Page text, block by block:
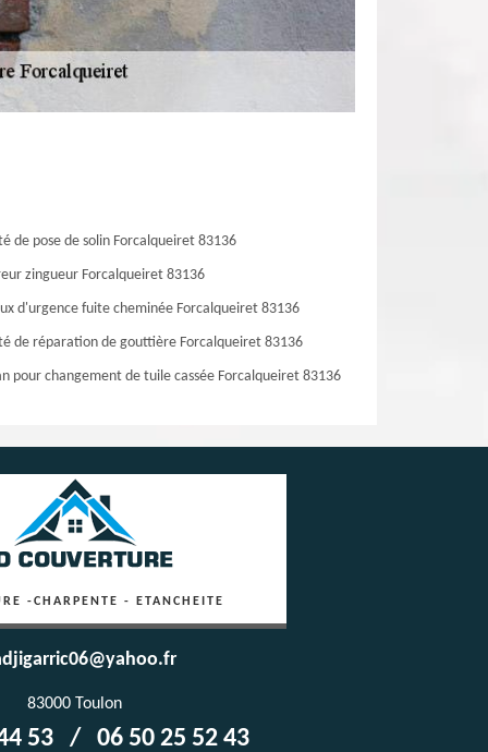
de pose de solin Forcalqueiret 83136
zingueur Forcalqueiret 83136
d'urgence fuite cheminée Forcalqueiret 83136
de réparation de gouttière Forcalqueiret 83136
pour changement de tuile cassée Forcalqueiret 83136
-CHARPENTE - ETANCHEITE
83000 Toulon
53 / 06 50 25 52 43